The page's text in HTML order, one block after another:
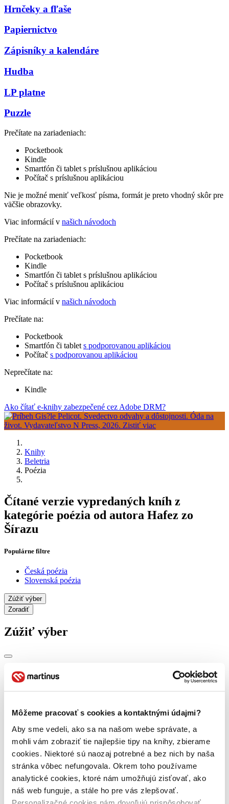
Môžeme pracovať s cookies a kontaktnými údajmi?
Aby sme vedeli, ako sa na našom webe správate, a
mohli vám zobraziť tie najlepšie tipy na knihy, zbierame
cookies. Niektoré sú naozaj potrebné a bez nich by naša
stránka vôbec nefungovala. Okrem toho používame
analytické cookies, ktoré nám umožňujú zisťovať, ako
náš web funguje, a stále ho pre vás zlepšovať.
Hrnčeky a fľaše
Papiernictvo
Zápisníky a kalendáre
Hudba
LP platne
Puzzle
Prečítate na zariadeniach:
Pocketbook
Kindle
Smartfón či tablet s príslušnou aplikáciou
Počítač s príslušnou aplikáciou
Nie je možné meniť veľkosť písma, formát je preto vhodný skôr pre
väčšie obrazovky.
Viac informácií v našich návodoch
Prečítate na zariadeniach:
Pocketbook
Kindle
Smartfón či tablet s príslušnou aplikáciou
Počítač s príslušnou aplikáciou
Viac informácií v našich návodoch
Prečítate na:
Pocketbook
Smartfón či tablet s podporovanou aplikáciou
Počítač s podporovanou aplikáciou
Neprečítate na:
Kindle
Ako čítať e-knihy zabezpečené cez Adobe DRM?
Knihy
Beletria
Poézia
Čítané verzie vypredaných kníh z
kategórie poézia od autora Hafez zo
Šírazu
Populárne filtre
Česká poézia
Slovenská poézia
Zúžiť výber
Zoradiť
Zúžiť výber
Zobraziť iba
zľavnené tituly (0 titulov)zľavnené tituly
Dostupnosť
predpredaj (0 titulov)predpredaj
pripravujeme (0 titulov)pripravujeme
dostupná (bez vypredaných) (0 titulov)dostupná (bez
vypredaných)
Nové / čítané
nová (0 titulov)nová
čítaná (0 titulov)čítaná